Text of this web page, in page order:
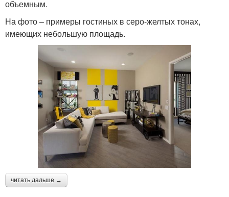
объемным.
На фото – примеры гостиных в серо-желтых тонах,
имеющих небольшую площадь.
читать дальше →